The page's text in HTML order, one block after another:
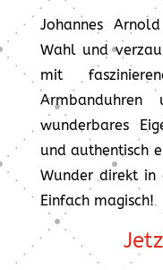
Johannes
Wahl und
mit
wunderbares
und authentisch
Wunder direkt in
Einfach magisch!